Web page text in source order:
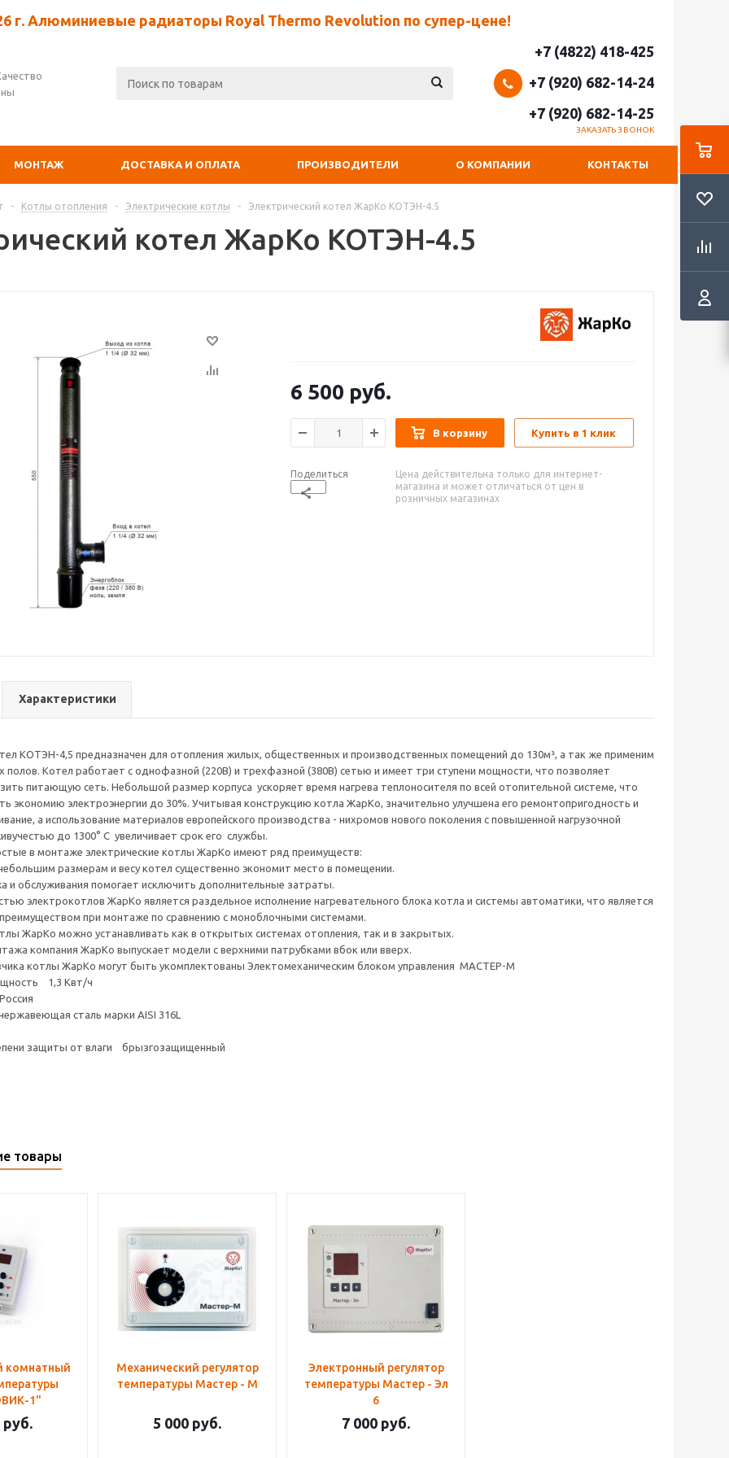
г. Алюминиевые радиаторы Royal Thermo Revolution по супер-цене!
+7 (4822) 418-425
+7 (920) 682-14-24
+7 (920) 682-14-25
ЗАКАЗАТЬ ЗВОНОК
МОНТАЖ ДОСТАВКА И ОПЛАТА ПРОИЗВОДИТЕЛИ О КОМПАНИИ КОНТАКТЫ
- Котлы отопления - Электрические котлы - Электрический котел ЖарКо КОТЭН-4.5
котел ЖарКо КОТЭН-4.5
6 500 руб.
В корзину Купить в 1 клик
Поделиться
Цена действительна только для интернет-
магазина и может отличаться от цен в
розничных магазинах
Характеристики
КОТЭН-4,5 предназначен для отопления жилых, общественных и производственных помещений до 130м³, а так же применим
полов. Котел работает с однофазной (220В) и трехфазной (380В) сетью и имеет три ступени мощности, что позволяет
питающую сеть. Небольшой размер корпуса ускоряет время нагрева теплоносителя по всей отопительной системе, что
экономию электроэнергии до 30%. Учитывая конструкцию котла ЖарКо, значительно улучшена его ремонтопригодность и
а использование материалов европейского производства - нихромов нового поколения с повышенной нагрузочной
до 1300° C увеличивает срок его службы.
в монтаже электрические котлы ЖарКо имеют ряд преимуществ:
размерам и весу котел существенно экономит место в помещении.
и обслуживания помогает исключить дополнительные затраты.
электрокотлов ЖарКо является раздельное исполнение нагревательного блока котла и системы автоматики, что является
при монтаже по сравнению с моноблочными системами.
ЖарКо можно устанавливать как в открытых системах отопления, так и в закрытых.
компания ЖарКо выпускает модели с верхними патрубками вбок или вверх.
котлы ЖарКо могут быть укомплектованы Электомеханическим блоком управления МАСТЕР-М
1,3 Квт/ч
сталь марки AISI 316L
защиты от влаги брызгозащищенный
товары
комнатный
1"
руб.
Механический регулятор
температуры Мастер - М
5 000 руб.
Электронный регулятор
температуры Мастер - Эл
6
7 000 руб.